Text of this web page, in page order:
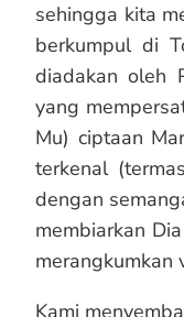
sehingga kita
berkumpul di
diadakan oleh
yang
Mu) ciptaan
terkenal
dengan
membiarkan
merangkumkan
Kami